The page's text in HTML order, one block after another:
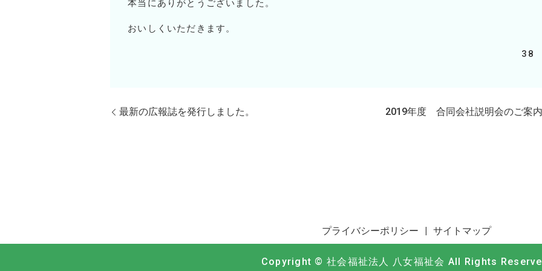
本当にありがとうございました。
おいしくいただきます。
38
最新の広報誌を発行しました。 2019年度 合同会社説明会のご案
プライバシーポリシー サイトマップ
Copyright © 社会福祉法人 八女福祉会 All Rights